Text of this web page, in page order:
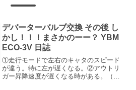
デバーターバルブ交換 その後 し
かし！！！まさかのーー？ YBM
ECO-3V 日誌
①走行モードで左右のキャタのスピード
が違う。特に左が遅くなる。②アウトリ
ガー昇降速度が遅くなる時がある。（パ